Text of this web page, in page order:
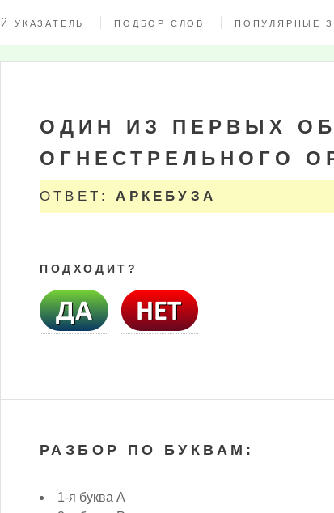
УКАЗАТЕЛЬ ПОДБОР СЛОВ ПОПУЛЯРНЫЕ
ОДИН ИЗ ПЕРВЫХ
ОГНЕСТРЕЛЬНОГО
ОТВЕТ:АРКЕБУЗА
ПОДХОДИТ?
РАЗБОР ПО БУКВАМ:
1-я буква А